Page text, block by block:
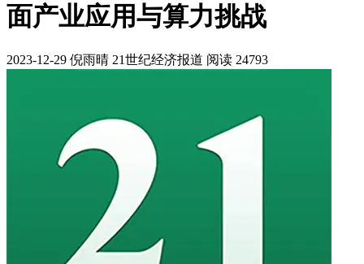
面产业应用与算力挑战
2023-12-29 倪雨晴 21世纪经济报道 阅读 24793